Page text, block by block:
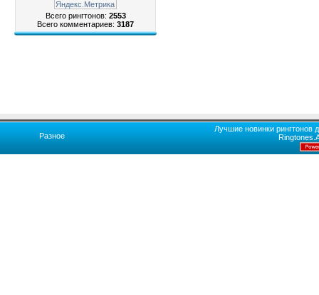
Всего рингтонов: 2553
Всего комментариев: 3187
Разное
Лучшие новинки рингтонов